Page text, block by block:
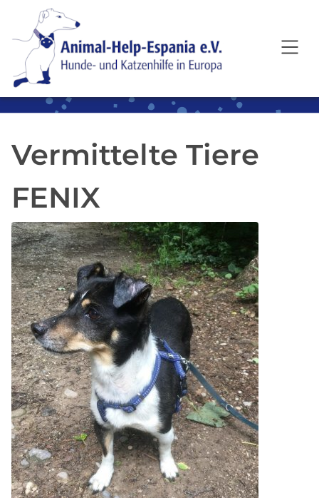
SKIP TO MAIN CONTENT
Vermittelte Tiere
FENIX